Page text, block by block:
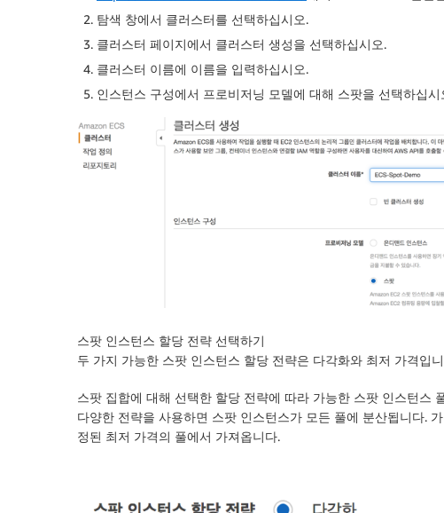
탐색 창에서 클러스터를 선택하십시오.
클러스터 페이지에서 클러스터 생성을 선택하십시오.
클러스터 이름에 이름을 입력하십시오.
인스턴스 구성에서 프로비저닝 모델에 대해 스팟을 선택하십시
스팟 인스턴스 할당 전략 선택하기
두 가지 가능한 스팟 인스턴스 할당 전략은 다각화와 최저 가격입
스팟 집합에 대해 선택한 할당 전략에 따라 가능한 스팟 인스턴스
다양한 전략을 사용하면 스팟 인스턴스가 모든 풀에 분산됩니다.
정된 최저 가격의 풀에서 가져옵니다.